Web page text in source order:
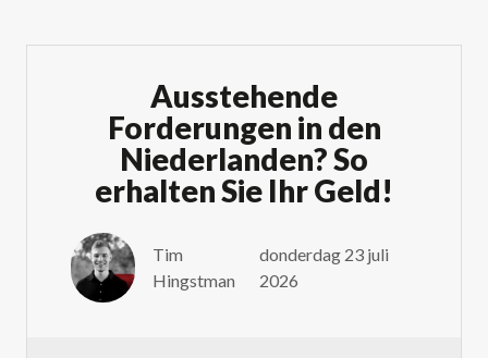
Ausstehende
Forderungen in den
Niederlanden? So
erhalten Sie Ihr Geld!
Tim
Hingstman
donderdag 23 juli
2026